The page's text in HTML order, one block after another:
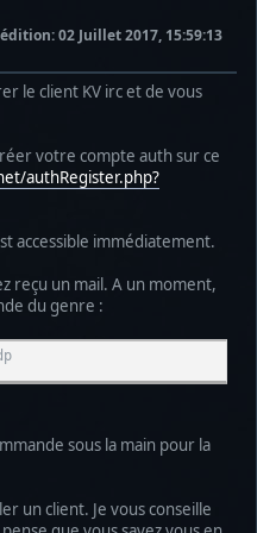
: 02 Juillet 2017, 15:59:13
le client KV irc et de vous
votre compte auth sur ce
authRegister.php?
accessible immédiatement.
reçu un mail. A un moment,
du genre :
sous la main pour la
un client. Je vous conseille